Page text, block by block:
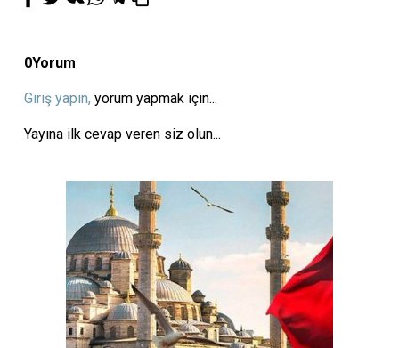
0Yorum
Giriş yapın, yorum yapmak için...
Yayına ilk cevap veren siz olun...